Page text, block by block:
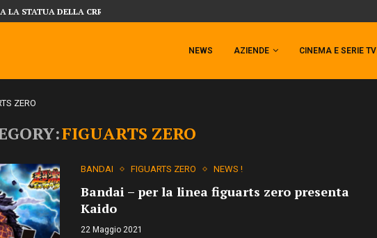
ARRIVA TEMPESTA TARGATA SIDESHOW!
NEWS AZIENDE CINEMA E SERIE TV
ZERO
FIGUARTS ZERO
BANDAI FIGUARTS ZERO NEWS !
Bandai – per la linea figuarts zero presenta
Kaido
22 Maggio 2021